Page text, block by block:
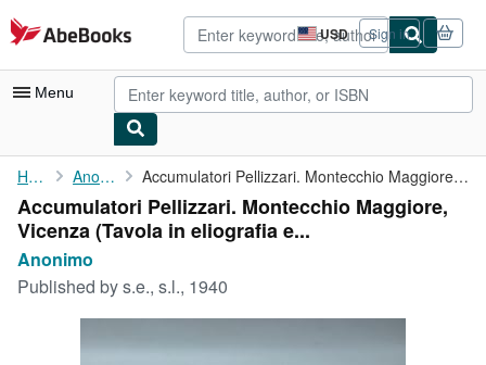
Skip to main content
AbeBooks.com USD
Site
shopping
preferences
Sign in
Menu
My Account
My Purchases
Advanced Search
Browse Collections
Home Anonimo Accumulatori Pellizzari. Montecchio Maggiore, Vicenza (Tavola in...
Accumulatori Pellizzari. Montecchio Maggiore,
Vicenza (Tavola in eliografia e...
Anonimo
Published bys.e., s.l., 1940